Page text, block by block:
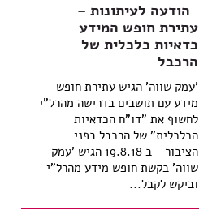
הודעה לעיתונות –
עתירת חופש המידע
כדאיות כלכלית של
הרכבל
'עמק שווה' הגיש עתירת חופש
מידע עם תושבים בדרישה מהרל"י
לחשוף את "דו"ח הכדאיות
הכלכלית" של הרכבל בפני
הציבור ב 19.8.18 הגיש 'עמק
שווה' בקשת חופש מידע מהרל"י
וביקש לקבל...